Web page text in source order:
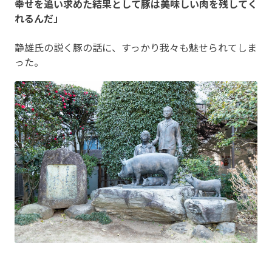
幸せを追い求めた結果として豚は美味しい肉を残してく
れるんだ」
静雄氏の説く豚の話に、すっかり我々も魅せられてしま
った。